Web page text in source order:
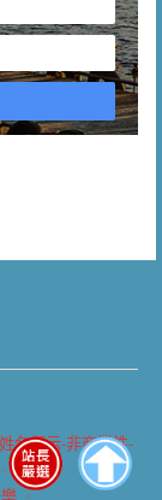
名標示-非商業性-